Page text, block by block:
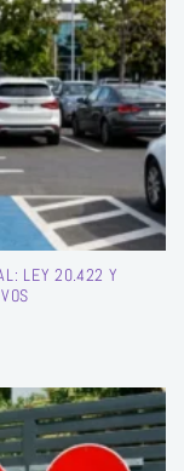
LEY 20.422 Y